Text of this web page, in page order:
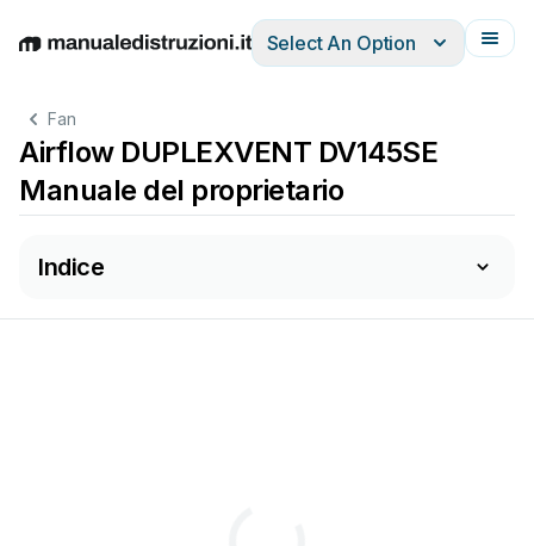
EnglishDeutschEspañolItalianoFrançais
Select An Option
Fan
Airflow DUPLEXVENT DV145SE
Manuale del proprietario
Indice